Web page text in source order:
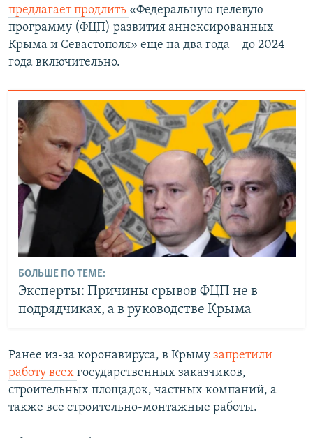
предлагает продлить «Федеральную целевую
программу (ФЦП) развития аннексированных
Крыма и Севастополя» еще на два года – до 2024
года включительно.
БОЛЬШЕ ПО ТЕМЕ:
Эксперты: Причины срывов ФЦП не в
подрядчиках, а в руководстве Крыма
Ранее из-за коронавируса, в Крыму запретили
работу всех государственных заказчиков,
строительных площадок, частных компаний, а
также все строительно-монтажные работы.